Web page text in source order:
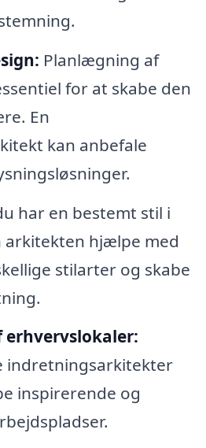
Planlægning af
for at skabe den
En
kan anbefale
har en bestemt stil i
arkitekten hjælpe med
stilarter og skabe
indretningsarkitekter
inspirerende og